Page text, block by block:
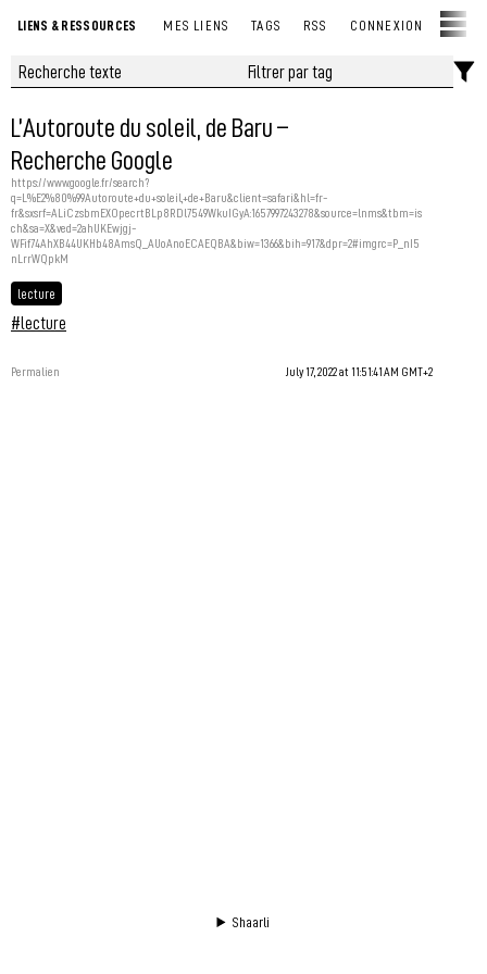
LIENS & RESSOURCES MES LIENS TAGS RSS CONNEXION
L’Autoroute du soleil, de Baru –
Recherche Google
https://www.google.fr/search?
q=L%E2%80%99Autoroute+du+soleil,+de+Baru&client=safari&hl=fr-
fr&sxsrf=ALiCzsbmEXOpecrtBLp8RDl7549WkuIGyA:1657997243278&source=lnms&tbm=is
ch&sa=X&ved=2ahUKEwjgj-
WFif74AhXB44UKHb48AmsQ_AUoAnoECAEQBA&biw=1366&bih=917&dpr=2#imgrc=P_nI5
nLrrWQpkM
lecture
#lecture
Permalien July 17, 2022 at 11:51:41 AM GMT+2
Shaarli